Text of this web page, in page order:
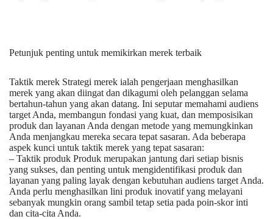
Petunjuk penting untuk memikirkan merek terbaik
Taktik merek Strategi merek ialah pengerjaan menghasilkan
merek yang akan diingat dan dikagumi oleh pelanggan selama
bertahun-tahun yang akan datang. Ini seputar memahami audiens
target Anda, membangun fondasi yang kuat, dan memposisikan
produk dan layanan Anda dengan metode yang memungkinkan
Anda menjangkau mereka secara tepat sasaran. Ada beberapa
aspek kunci untuk taktik merek yang tepat sasaran:
– Taktik produk Produk merupakan jantung dari setiap bisnis
yang sukses, dan penting untuk mengidentifikasi produk dan
layanan yang paling layak dengan kebutuhan audiens target Anda.
Anda perlu menghasilkan lini produk inovatif yang melayani
sebanyak mungkin orang sambil tetap setia pada poin-skor inti
dan cita-cita Anda.